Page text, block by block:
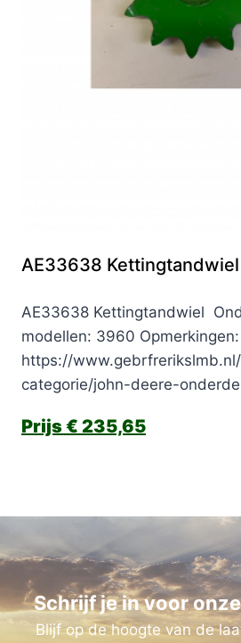
AE33638 Kettingtandwiel
AE33638 Kettingtandwiel
modellen: 3960 Opmerkingen:
https://
categorie/john-deere-
€ 235,65
Schrijf je in voor
Blijf op de hoogte van de